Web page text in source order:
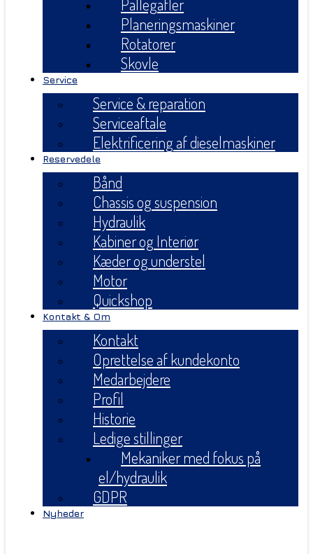
Pallegafler
Planeringsmaskiner
Rotatorer
Skovle
Service
Service & reparation
Serviceaftale
Elektrificering af dieselmaskiner
Reservedele
Bånd
Chassis og suspension
Hydraulik
Kabiner og Interiør
Kæder og understel
Motor
Quickshop
Kontakt & Om
Kontakt
Oprettelse af kundekonto
Medarbejdere
Profil
Historie
Ledige stillinger
Mekaniker med fokus på
el/hydraulik
GDPR
Nyheder